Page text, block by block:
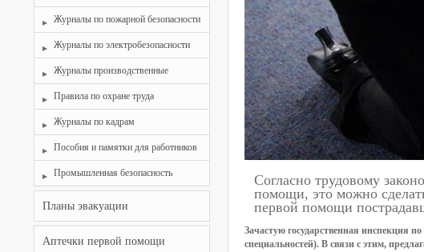
Журналы по пожарной безопасности
Журналы по электробезопасности
Журналы производственные
Правила по охране труда
Журналы по кадрам
Пособия и памятки для работников
Промышленная безопасность
Планы эвакуации
Аптечки первой помощи
Согласно трудовому
помощи, это можно
первой помощи
Зачастую государственная инспекция
специальностей). В связи с этим,